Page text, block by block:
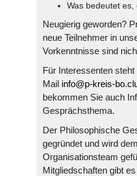
Was bedeutet
Neugierig geworden?
neue Teilnehmer in
Vorkenntnisse sind
Für Interessenten
Mail info@p-kreis-
bekommen Sie auch
Gesprächsthema.
Der Philosophische
gegründet und wird
Organisationsteam
Mitgliedschaften gibt